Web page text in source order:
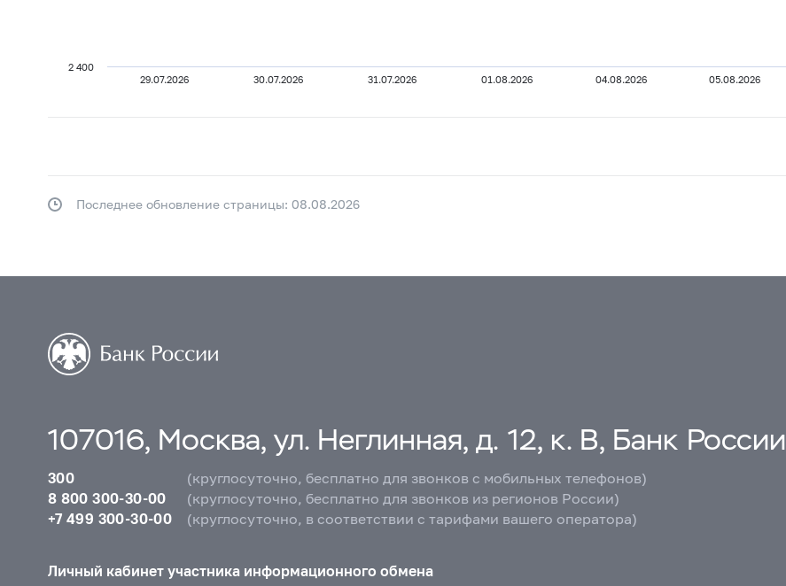
29.07.2026 30.07.2026 31.07.2026 01.08.2026 04.08.2026 05.08.2026
2 400
Последнее обновление страницы: 08.08.2026
107016, Москва, ул. Неглинная, д. 12, к. В, Банк России
300
(круглосуточно, бесплатно для звонков с мобильных телефонов)
8 800 300-30-00
(круглосуточно, бесплатно для звонков из регионов России)
+7 499 300-30-00
(круглосуточно, в соответствии с тарифами вашего оператора)
Личный кабинет участника информационного обмена